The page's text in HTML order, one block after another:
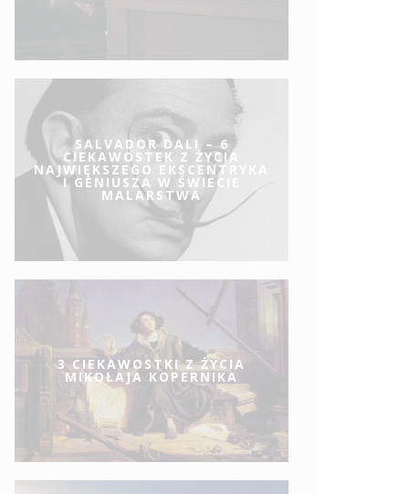
SALVADOR DALI – 6
CIEKAWOSTEK Z ŻYCIA
NAJWIĘKSZEGO EKSCENTRYKA
I GENIUSZA W ŚWIECIE
MALARSTWA
3 CIEKAWOSTKI Z ŻYCIA
MIKOŁAJA KOPERNIKA